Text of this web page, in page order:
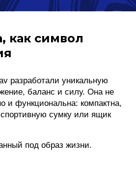
как символ
разработали уникальную
баланс и силу. Она не
и функциональна: компактна,
сумку или ящик
под образ жизни.